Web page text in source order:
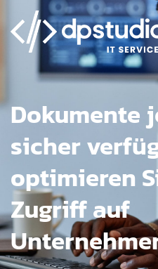
Dokumente
sicher
optimieren
Zugriff auf